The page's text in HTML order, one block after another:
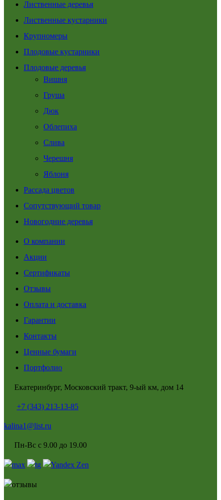
Лиственные деревья
Лиственные кустарники
Крупномеры
Плодовые кустарники
Плодовые деревья
Вишня
Груша
Дюк
Облепиха
Слива
Черешня
Яблоня
Рассада цветов
Сопутствующий товар
Новогодние деревья
О компании
Акции
Сертификаты
Отзывы
Оплата и доставка
Гарантии
Контакты
Ценные бумаги
Портфолио
Екатеринбург, Московский тракт, 9-ый км, дом 14
+7 (343) 213-13-85
kalina1@list.ru
Пн-Вс с 9.00 до 19.00